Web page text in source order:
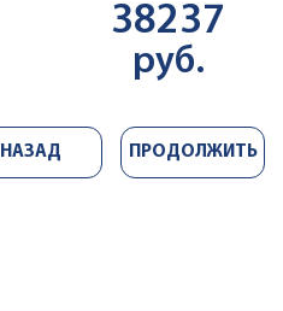
38237
руб.
НАЗАД ПРОДОЛЖИТЬ